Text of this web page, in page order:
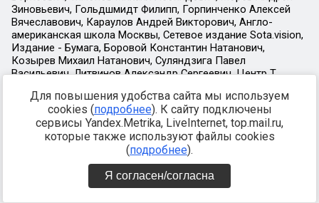
Для повышения удобства сайта мы используем
cookies (подробнее). К сайту подключены
сервисы Yandex.Metrika, LiveInternet, top.mail.ru,
которые также используют файлы cookies
(подробнее).
Я согласен/согласна